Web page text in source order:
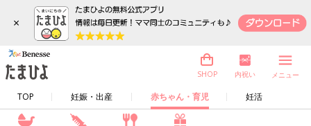
×
TOP 妊娠・出産 赤ちゃん・育児 妊活
SHOP 内祝い メニュー